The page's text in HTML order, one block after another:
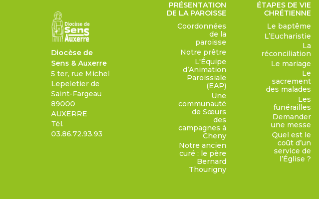
Diocèse de
Sens & Auxerre
5 ter, rue Michel
Lepeletier de
Saint-Fargeau
89000
AUXERRE
Tél.
03.86.72.93.93
PRÉSENTATION
DE LA PAROISSE
Coordonnées
de la
paroisse
Notre prêtre
L'Équipe
d’Animation
Paroissiale
(EAP)
Une
communauté
de Sœurs
des
campagnes à
Cheny
Notre ancien
curé : le père
Bernard
Thourigny
ÉTAPES DE VIE
CHRÉTIENNE
Le baptême
L’Eucharistie
La
réconciliation
Le mariage
Le
sacrement
des malades
Les
funérailles
Demander
une messe
Quel est le
coût d’un
service de
l’Église ?